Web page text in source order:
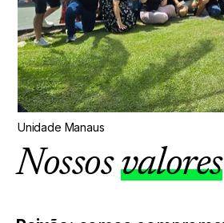
Unidade Manaus
Nossosvalores